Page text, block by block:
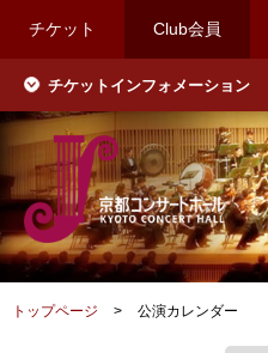
チケット Club会員
チケットインフォメーション
トップページ > 公演カレンダー